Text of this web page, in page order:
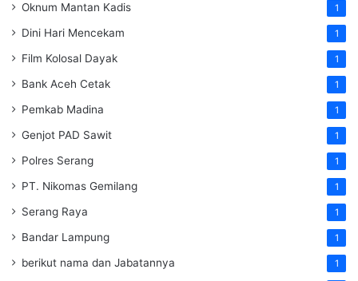
Oknum Mantan Kadis 1
Dini Hari Mencekam 1
Film Kolosal Dayak 1
Bank Aceh Cetak 1
Pemkab Madina 1
Genjot PAD Sawit 1
Polres Serang 1
PT. Nikomas Gemilang 1
Serang Raya 1
Bandar Lampung 1
berikut nama dan Jabatannya 1